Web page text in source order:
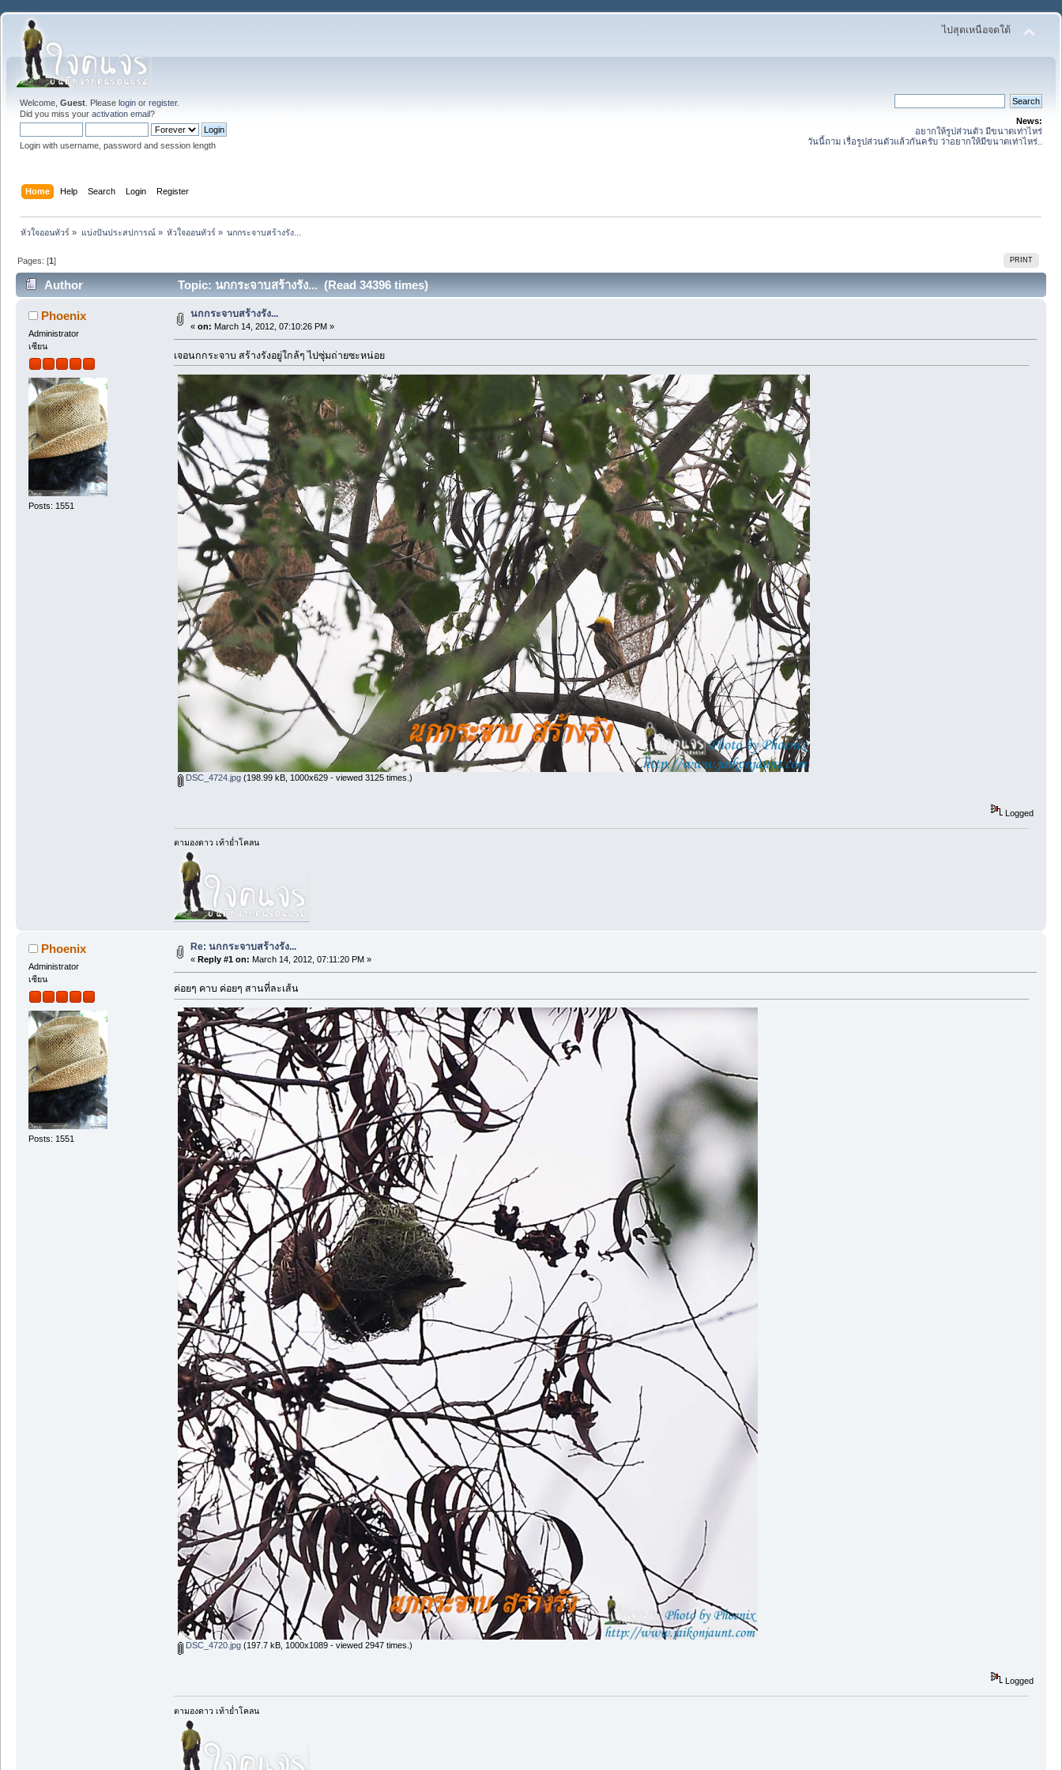
ไปสุดเหนือจดใต้
Welcome, Guest . Please login or register.
Did you miss your activation email?
Login with username, password and session length
News:
อยากให้รูปส่วนตัว มีขนาดเท่าไหร่
วันนี้ถาม เรื่อรูปส่วนตัวแล้วกันครับ ว่าอยากให้มีขนาดเท่าไหร่..
Home Help Search Login Register
หัวใจออนทัวร์ » แบ่งปันประสปการณ์» หัวใจออนทัวร์» นกกระจาบสร้างรัง...
PRINT
Pages: [1]
Author Topic: นกกระจาบสร้างรัง... (Read 34396 times)
Phoenix
Administrator
เซียน
Posts: 1551
นกกระจาบสร้างรัง...
« on: March 14, 2012, 07:10:26 PM »
เจอนกกระจาบ สร้างรังอยู่ใกล้ๆ ไปซุ่มถ่ายซะหน่อย
DSC_4724.jpg(198.99 kB, 1000x629 - viewed 3125 times.)
Logged
ตามองดาว เท้าย่ำโคลน
Phoenix
Administrator
เซียน
Posts: 1551
Re: นกกระจาบสร้างรัง...
« Reply #1 on: March 14, 2012, 07:11:20 PM »
ค่อยๆ คาบ ค่อยๆ สานที่ละเส้น
DSC_4720.jpg(197.7 kB, 1000x1089 - viewed 2947 times.)
Logged
ตามองดาว เท้าย่ำโคลน